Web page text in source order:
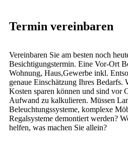
Termin vereinbaren
Vereinbaren Sie am besten noch
Besichtigungstermin. Eine Vor-Ort
Wohnung, Haus,Gewerbe inkl.
genaue Einschätzung Ihres Bedarfs.
Kosten sparen können und sind vor
Aufwand zu kalkulieren. Müssen
Beleuchtungssysteme, komplexe
Regalsysteme demontiert werden?
helfen, was machen Sie allein?